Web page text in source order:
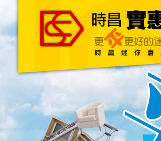
主頁 關於我們